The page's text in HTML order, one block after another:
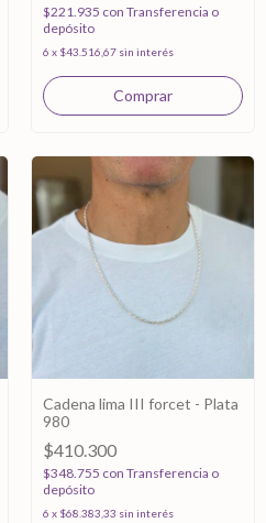
$221.935 con Transferencia o
depósito
6 x $43.516,67 sin interés
Cadena lima III forcet - Plata
980
$410.300
$348.755 con Transferencia o
depósito
6 x $68.383,33 sin interés